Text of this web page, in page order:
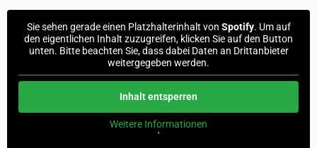
Sie sehen gerade einen Platzhalterinhalt von Spotify. Um auf
den eigentlichen Inhalt zuzugreifen, klicken Sie auf den Button
unten. Bitte beachten Sie, dass dabei Daten an Drittanbieter
weitergegeben werden.
Inhalt entsperren
Weitere Informationen
'